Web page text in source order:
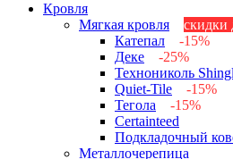
Кровля
Мягкая кровля
скидки
Катепал
-15%
Деке
-25%
Технониколь
Quiet-Tile
-15%
Тегола
-15%
Certainteed
Подкладочный
Металлочерепица